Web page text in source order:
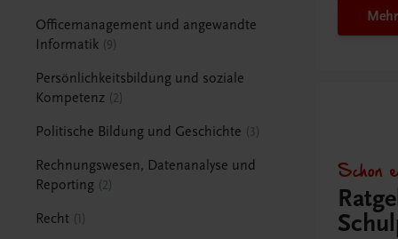
Officemanagement und angewandte
Informatik 9
Persönlichkeitsbildung und soziale
Kompetenz 2
Politische Bildung und Geschichte 3
Rechnungswesen, Datenanalyse und
Reporting 2
Recht 1
Schon